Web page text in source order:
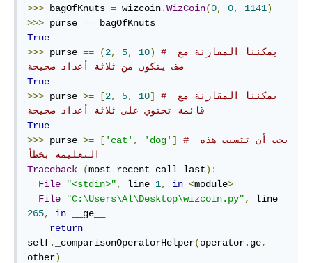
>>> bagOfKnuts = wizcoin.WizCoin(0, 0, 1141)
>>> purse ==
True
>>> purse == (2, 5, 10)
# يمكننا المقارنة مع
صف يتكون من ثلاثة أعداد صحيحة
True
>>> purse >= [2, 5, 10]
# يمكننا المقارنة مع
قائمة تحتوي على ثلاثة أعداد صحيحة
True
>>> purse >= [ 'cat' , 'dog' ]
# يجب أن تتسبب هذه
التعليمة بخطأ
Traceback
(most recent call last):
File
"<stdin>", line 1, in <module>
File
"C:\Users\Al\Desktop\wizcoin.py",
265, in __ge__
return
self. _comparisonOperatorHelper(operator. ge,
other)